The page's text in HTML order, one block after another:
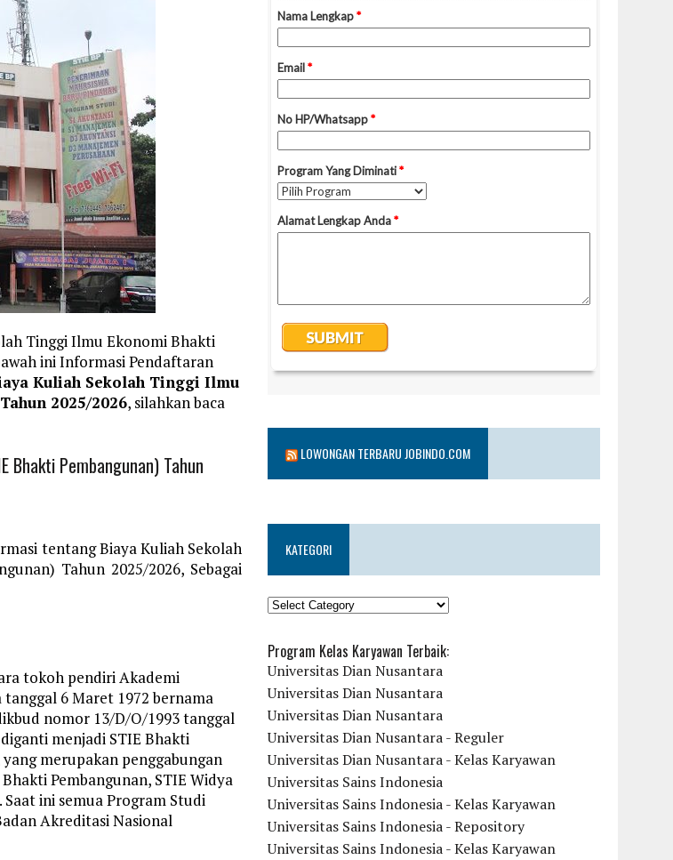
Tinggi Ilmu Ekonomi Bhakti
ini Informasi Pendaftaran
Kuliah Sekolah Tinggi Ilmu
2025/2026, silahkan baca
Bhakti Pembangunan) Tahun
tentang Biaya Kuliah Sekolah
Tahun 2025/2026, Sebagai
tokoh pendiri Akademi
6 Maret 1972 bernama
nomor 13/D/O/1993 tanggal
menjadi STIE Bhakti
merupakan penggabungan
Pembangunan, STIE Widya
ini semua Program Studi
Akreditasi Nasional
LOWONGAN TERBARU JOBINDO.COM
KATEGORI
KATEGORI
Program Kelas Karyawan Terbaik:
Universitas Dian Nusantara
Universitas Dian Nusantara
Universitas Dian Nusantara
Universitas Dian Nusantara - Reguler
Universitas Dian Nusantara - Kelas Karyawan
Universitas Sains Indonesia
Universitas Sains Indonesia - Kelas Karyawan
Universitas Sains Indonesia - Repository
Universitas Sains Indonesia - Kelas Karyawan